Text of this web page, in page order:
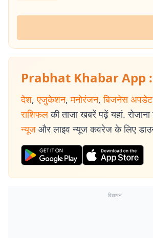
Prabhat Khabar App :
देश, एजुकेशन, मनोरंजन, बिजनेस अपडेट
राशिफल की ताजा खबरें पढ़ें यहां.
न्यूज और लाइव न्यूज कवरेज के लिए
विज्ञापन